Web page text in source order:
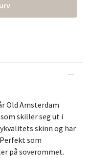
Old Amsterdam
skiller seg ut i
skinn og har
som
på soverommet.